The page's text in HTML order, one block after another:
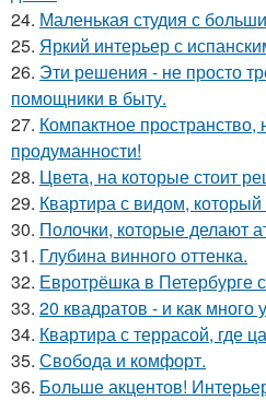
24. Маленькая студия с
25. Яркий интерьер с
26. Эти решения - не просто
помощники в быту.
27. Компактное пространство,
продуманности!
28. Цвета, на которые стоит
29. Квартира с видом, который
30. Полочки, которые делают
31. Глубина винного оттенка.
32. Евротрёшка в Петербурге
33. 20 квадратов - и как много
34. Квартира с террасой, где
35. Свобода и комфорт.
36. Больше акцентов!